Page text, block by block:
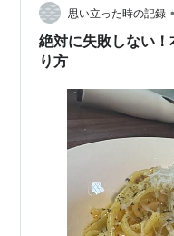
お店にしました〜感の
天井の板、柱も和風な
思い立った時の記録 •
絶対に失敗しない
り方